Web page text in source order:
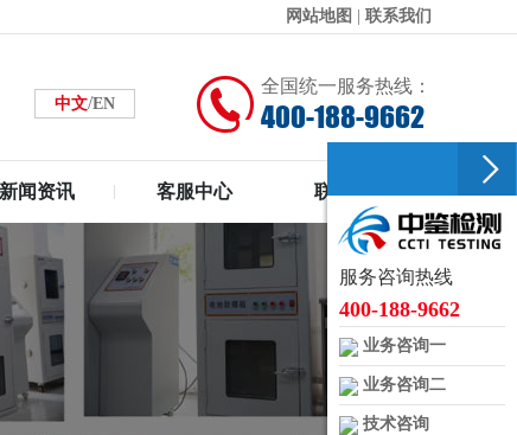
网站地图 联系我们
全国统一服务热线：
400-188-9662
中文/EN
新闻资讯 客服中心 联系中鉴
服务咨询热线
400-188-9662
业务咨询一
业务咨询二
技术咨询